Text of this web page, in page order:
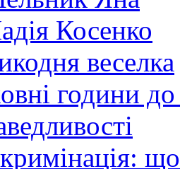
Косенко
веселка
години до